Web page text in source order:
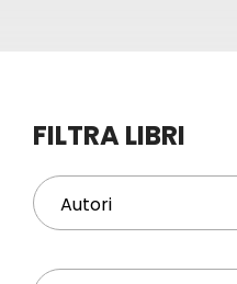
FILTRA LIBRI